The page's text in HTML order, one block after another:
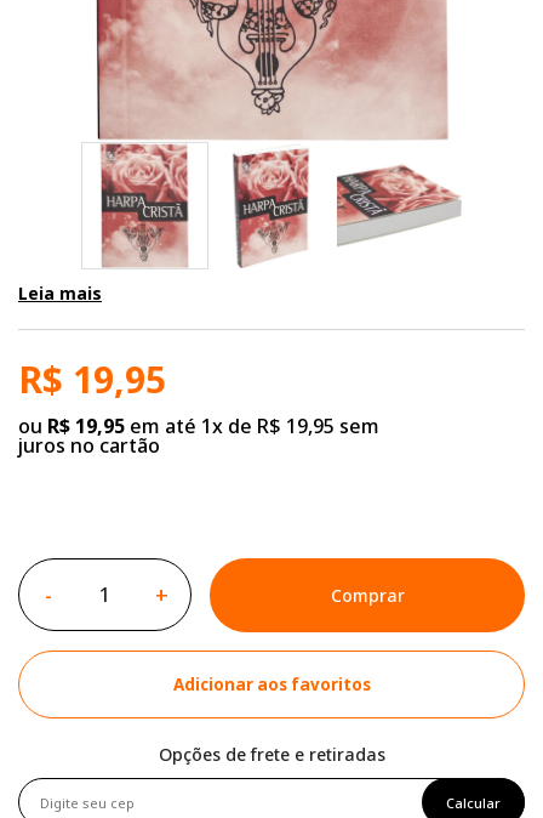
Leia mais
R$ 19,95
ou R$ 19,95 em até 1x de R$ 19,95 sem
juros no cartão
- + Comprar
Adicionar aos favoritos
Opções de frete e retiradas
Calcular